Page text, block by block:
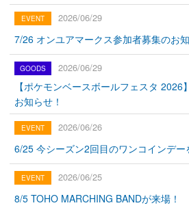
2026/06/29
7/26 オンユアマークス参加者募集のお知
2026/06/29
【ポケモンベースボールフェスタ 2026
お知らせ！
2026/06/26
6/25 今シーズン2回目のワンコインデー
2026/06/25
8/5 TOHO MARCHING BANDが来場！